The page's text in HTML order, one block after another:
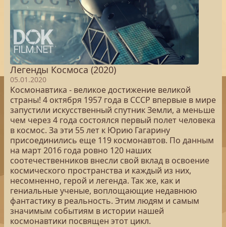
Легенды Космоса (2020)
05.01.2020
Космонавтика - великое достижение великой
страны! 4 октября 1957 года в СССР впервые в мире
запустили искусственный спутник Земли, а меньше
чем через 4 года состоялся первый полет человека
в космос. За эти 55 лет к Юрию Гагарину
присоединились еще 119 космонавтов. По данным
на март 2016 года ровно 120 наших
соотечественников внесли свой вклад в освоение
космического пространства и каждый из них,
несомненно, герой и легенда. Так же, как и
гениальные ученые, воплощающие недавнюю
фантастику в реальность. Этим людям и самым
значимым событиям в истории нашей
космонавтики посвящен этот цикл.